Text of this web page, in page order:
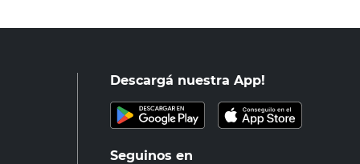
Descargá nuestra App!
Seguinos en